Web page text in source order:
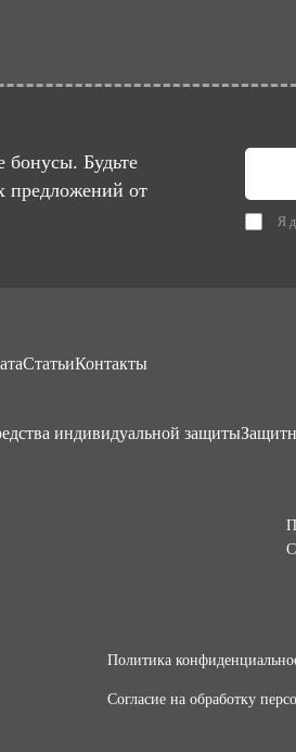
бонусы. Будьте
предложений от
Я
СтатьиКонтакты
индивидуальной защиты
Политика
Согласие на обработку